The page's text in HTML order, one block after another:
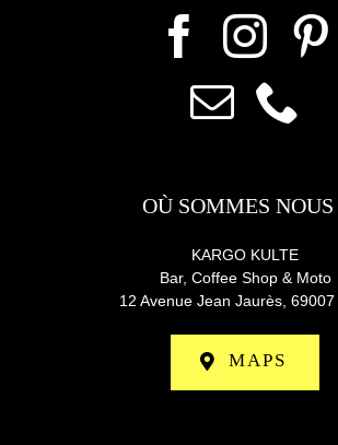
OÙ SOMMES NOUS
KARGO KULTE
Bar, Coffee Shop & Moto
12 Avenue Jean Jaurès, 69007
MAPS